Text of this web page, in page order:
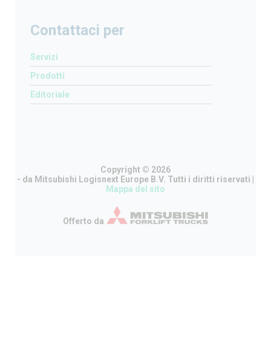
Contattaci per
Servizi
Prodotti
Editoriale
Copyright © 2026
- da Mitsubishi Logisnext Europe B.V​. Tutti i diritti riservati
Mappa del sito
Offerto da